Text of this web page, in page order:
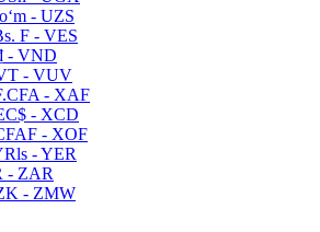
- UZS
F - VES
- VND
- VUV
- XAF
- XCD
- XOF
- YER
- ZAR
- ZMW